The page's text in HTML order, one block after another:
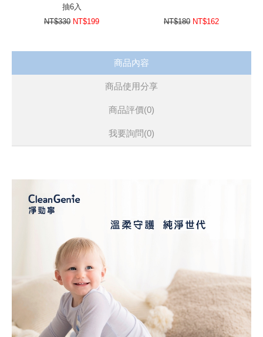
抽6入
NT$330 NT$199 NT$180 NT$162
商品內容
商品使用分享
商品評價(0)
我要詢問(0)